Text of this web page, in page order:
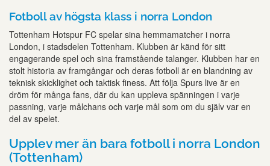
Fotboll av högsta klass i norra London
Tottenham Hotspur FC spelar sina hemmamatcher i norra
London, i stadsdelen Tottenham. Klubben är känd för sitt
engagerande spel och sina framstående talanger. Klubben har en
stolt historia av framgångar och deras fotboll är en blandning av
teknisk skicklighet och taktisk finess. Att följa Spurs live är en
dröm för många fans, där du kan uppleva spänningen i varje
passning, varje målchans och varje mål som om du själv var en
del av spelet.
Upplev mer än bara fotboll i norra London
(Tottenham)